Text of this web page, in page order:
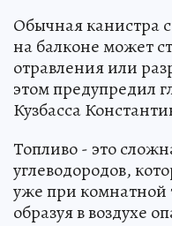
Обычная канистра
на балконе может
отравления или
этом предупредил
Кузбасса
Топливо - это
углеводородов,
уже при комнатной
образуя в воздухе